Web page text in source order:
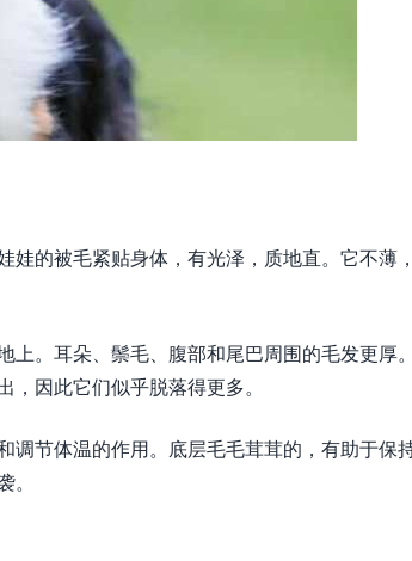
的被毛紧贴身体，有光泽，质地直。它不薄
上。耳朵、鬃毛、腹部和尾巴周围的毛发更厚
因此它们似乎脱落得更多。
调节体温的作用。底层毛毛茸茸的，有助于保